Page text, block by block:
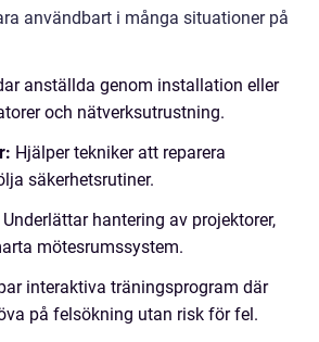
användbart i många situationer på
anställda genom installation eller
och nätverksutrustning.
Hjälper tekniker att reparera
säkerhetsrutiner.
Underlättar hantering av projektorer,
mötesrumssystem.
interaktiva träningsprogram där
på felsökning utan risk för fel.